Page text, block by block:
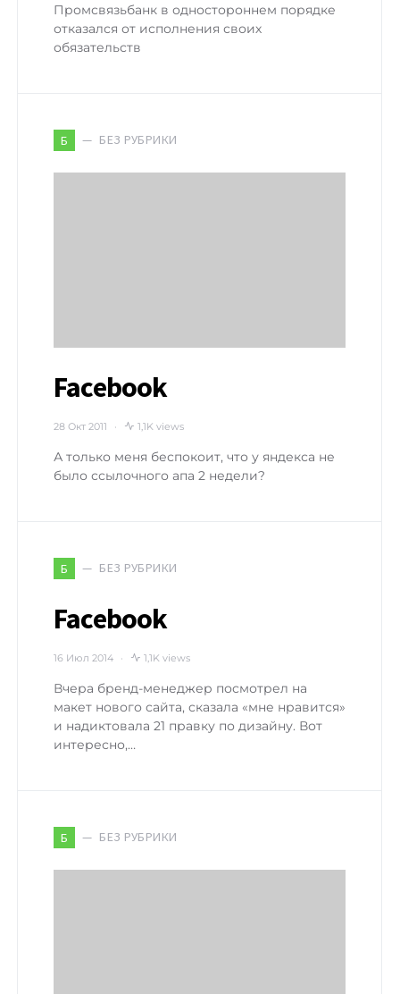
Промсвязьбанк в одностороннем порядке
отказался от исполнения своих
обязательств
Б БЕЗ РУБРИКИ
Facebook
28 Окт 2011 1,1K views
А только меня беспокоит, что у яндекса не
было ссылочного апа 2 недели?
Б БЕЗ РУБРИКИ
Facebook
16 Июл 2014 1,1K views
Вчера бренд-менеджер посмотрел на
макет нового сайта, сказала «мне нравится»
и надиктовала 21 правку по дизайну. Вот
интересно,…
Б БЕЗ РУБРИКИ